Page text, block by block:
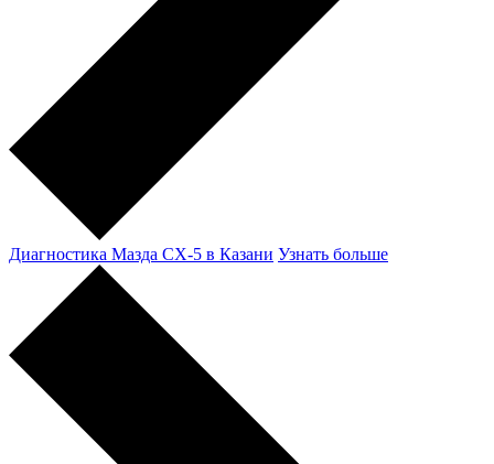
Диагностика Мазда CX-5 в Казани Узнать больше